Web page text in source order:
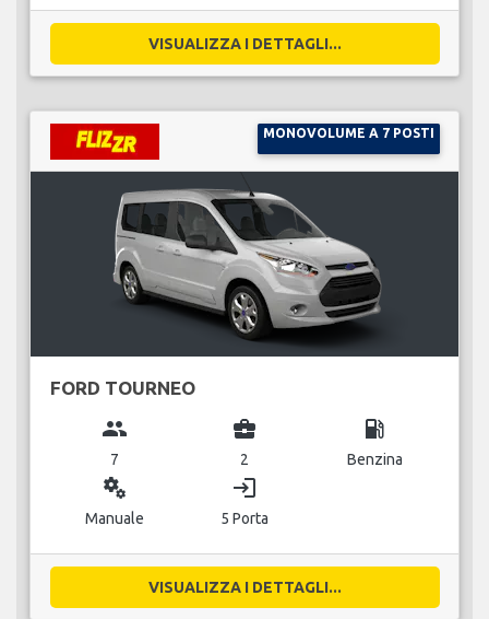
VISUALIZZA I DETTAGLI...
MONOVOLUME A 7 POSTI
FORD TOURNEO
group
7
business_center
2
local_gas_station
Benzina
miscellaneous_services
Manuale
login
5 Porta
VISUALIZZA I DETTAGLI...